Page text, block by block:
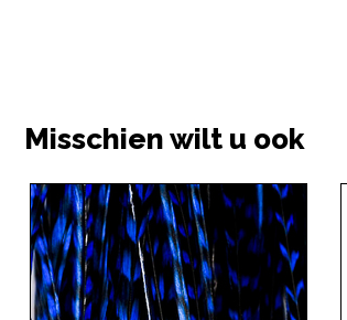
Misschien wilt u ook